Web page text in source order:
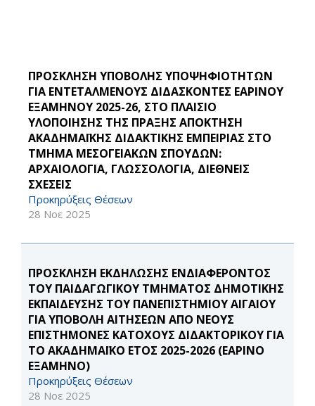
ΠΡΟΣΚΛΗΣΗ ΥΠΟΒΟΛΗΣ ΥΠΟΨΗΦΙΟΤΗΤΩΝ
ΓΙΑ ΕΝΤΕΤΑΛΜΕΝΟΥΣ ΔΙΔΑΣΚΟΝΤΕΣ ΕΑΡΙΝΟΥ
ΕΞΑΜΗΝΟΥ 2025-26, ΣΤΟ ΠΛΑΙΣΙΟ
ΥΛΟΠΟΙΗΣΗΣ ΤΗΣ ΠΡΑΞΗΣ ΑΠΟΚΤΗΣΗ
ΑΚΑΔΗΜΑΪΚΗΣ ΔΙΔΑΚΤΙΚΗΣ ΕΜΠΕΙΡΙΑΣ ΣΤΟ
ΤΜΗΜΑ ΜΕΣΟΓΕΙΑΚΩΝ ΣΠΟΥΔΩΝ:
ΑΡΧΑΙΟΛΟΓΙΑ, ΓΛΩΣΣΟΛΟΓΙΑ, ΔΙΕΘΝΕΙΣ
ΣΧΕΣΕΙΣ
Προκηρύξεις Θέσεων
28 Νοε 2025
ΠΡΟΣΚΛΗΣΗ ΕΚΔΗΛΩΣΗΣ ΕΝΔΙΑΦΕΡΟΝΤΟΣ
ΤΟΥ ΠΑΙΔΑΓΩΓΙΚΟΥ ΤΜΗΜΑΤΟΣ ΔΗΜΟΤΙΚΗΣ
ΕΚΠΑΙΔΕΥΣΗΣ ΤΟΥ ΠΑΝΕΠΙΣΤΗΜΙΟΥ ΑΙΓΑΙΟΥ
ΓΙΑ ΥΠΟΒΟΛΗ ΑΙΤΗΣΕΩΝ ΑΠΟ ΝΕΟΥΣ
ΕΠΙΣΤΗΜΟΝΕΣ ΚΑΤΟΧΟΥΣ ΔΙΔΑΚΤΟΡΙΚΟΥ ΓΙΑ
ΤΟ ΑΚΑΔΗΜΑΪΚΟ ΕΤΟΣ 2025-2026 (ΕΑΡΙΝΟ
ΕΞΑΜΗΝΟ)
Προκηρύξεις Θέσεων
28 Νοε 2025